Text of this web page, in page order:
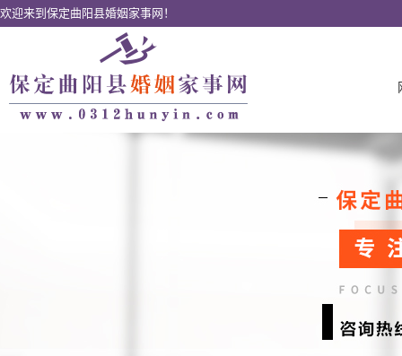
欢迎来到保定曲阳县婚姻家事网！